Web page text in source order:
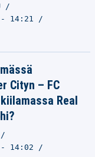
- 14:21
Cityn – FC
Real
- 14:02